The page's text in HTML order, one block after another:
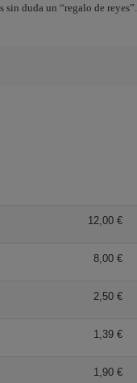
sin duda un “regalo de reyes”.
12,00 €
8,00 €
2,50 €
1,39 €
1,90 €